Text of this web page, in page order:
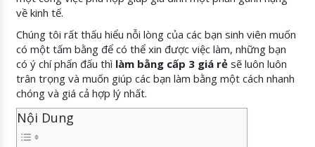
về kinh tế.
Chúng tôi rất thấu hiểu nỗi lòng của các bạn sinh viên muốn
có một tấm bằng để có thể xin được việc làm, những bạn
có ý chí phấn đấu thì làm bằng cấp 3 giá rẻ sẽ luôn luôn
trân trọng và muốn giúp các bạn làm bằng một cách nhanh
chóng và giá cả hợp lý nhất.
Nội Dung